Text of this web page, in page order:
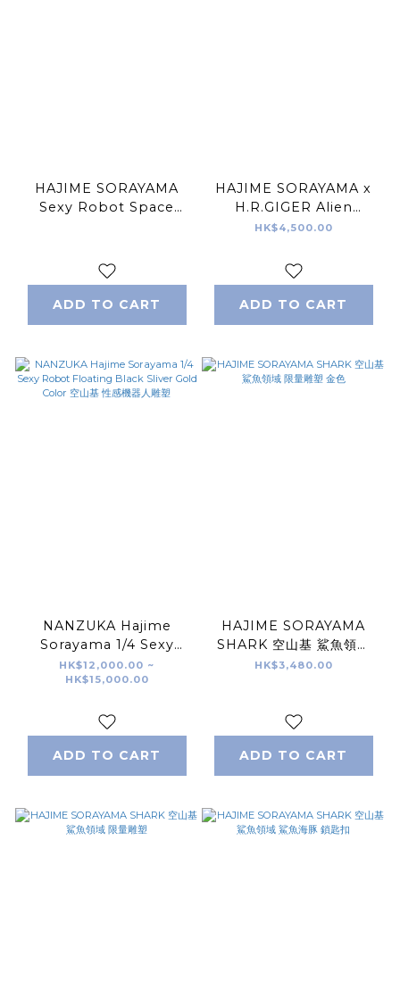
HAJIME SORAYAMA
Sexy Robot Space
ADD TO CART
HAJIME SORAYAMA x
H.R.GIGER Alien
Approaching
HK$4,500.00
ADD TO CART
NANZUKA Hajime
Sorayama 1/4 Sexy
Robot Floating Black
Sliver Gold Color 空山基
HK$12,000.00 ~
HK$15,000.00
ADD TO CART
HAJIME SORAYAMA
SHARK 空山基 鯊魚領域
限量雕塑 金色
HK$3,480.00
ADD TO CART